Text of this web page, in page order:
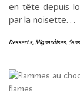
en tête depuis
par la noisette…
Desserts, Mignardises,